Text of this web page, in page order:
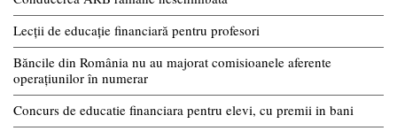
Lecții de educație financiară pentru profesori
Băncile din România nu au majorat comisioanele aferente
operațiunilor în numerar
Concurs de educatie financiara pentru elevi, cu premii in bani